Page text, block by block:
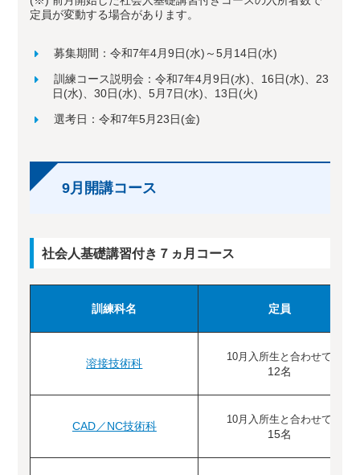
定員が変動する場合があります。
募集期間：令和7年4月9日(水)～5月14日(水)
訓練コース説明会：令和7年4月9日(水)、16日(水)、23
日(水)、30日(水)、5月7日(水)、13日(火)
選考日：令和7年5月23日(金)
9月開講コース
社会人基礎講習付き７ヵ月コース
訓練科名 定員
溶接技術科 10月入所生と合わせて
12名
CAD／NC技術科 10月入所生と合わせて
15名